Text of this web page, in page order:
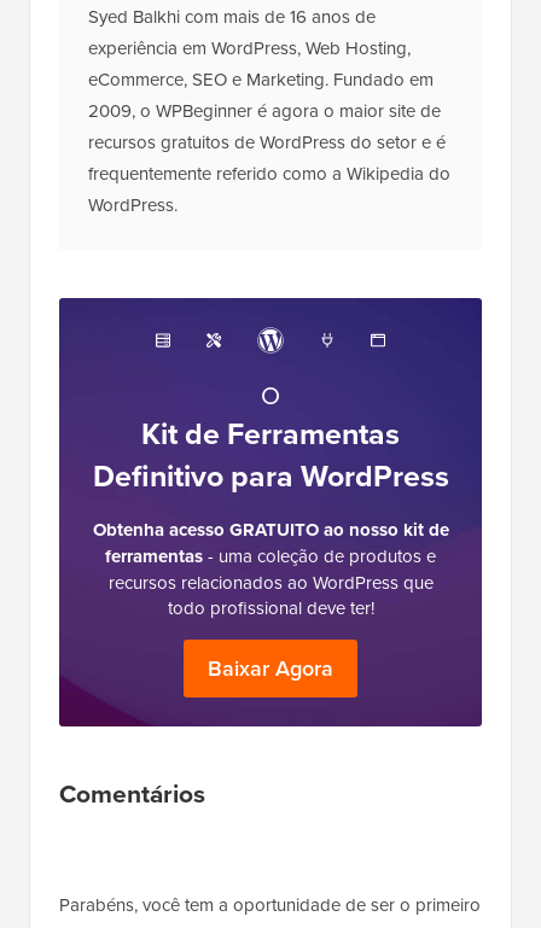
Syed Balkhi com mais de 16 anos de
experiência em WordPress, Web Hosting,
eCommerce, SEO e Marketing. Fundado em
2009, o WPBeginner é agora o maior site de
recursos gratuitos de WordPress do setor e é
frequentemente referido como a Wikipedia do
WordPress.
O
Kit de Ferramentas
Definitivo para WordPress
Obtenha acesso GRATUITO ao nosso kit de
ferramentas- uma coleção de produtos e
recursos relacionados ao WordPress que
todo profissional deve ter!
Baixar Agora
Interações
Comentários
Parabéns, você tem a oportunidade de ser o primeiro